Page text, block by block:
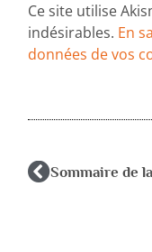
Ce site utilise
indésirables. En
données de vos